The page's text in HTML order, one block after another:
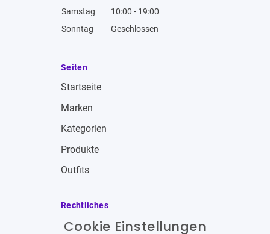
Samstag
10:00 - 19:00
Sonntag
Geschlossen
Seiten
Startseite
Marken
Kategorien
Produkte
Outfits
Rechtliches
Impressum
Cookie Einstellungen